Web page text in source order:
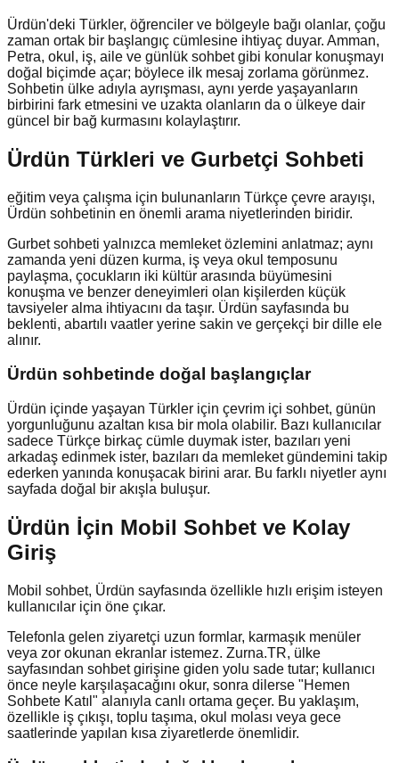
Ürdün'deki Türkler, öğrenciler ve bölgeyle bağı olanlar, çoğu
zaman ortak bir başlangıç cümlesine ihtiyaç duyar. Amman,
Petra, okul, iş, aile ve günlük sohbet gibi konular konuşmayı
doğal biçimde açar; böylece ilk mesaj zorlama görünmez.
Sohbetin ülke adıyla ayrışması, aynı yerde yaşayanların
birbirini fark etmesini ve uzakta olanların da o ülkeye dair
güncel bir bağ kurmasını kolaylaştırır.
Ürdün Türkleri ve Gurbetçi Sohbeti
eğitim veya çalışma için bulunanların Türkçe çevre arayışı,
Ürdün sohbetinin en önemli arama niyetlerinden biridir.
Gurbet sohbeti yalnızca memleket özlemini anlatmaz; aynı
zamanda yeni düzen kurma, iş veya okul temposunu
paylaşma, çocukların iki kültür arasında büyümesini
konuşma ve benzer deneyimleri olan kişilerden küçük
tavsiyeler alma ihtiyacını da taşır. Ürdün sayfasında bu
beklenti, abartılı vaatler yerine sakin ve gerçekçi bir dille ele
alınır.
Ürdün sohbetinde doğal başlangıçlar
Ürdün içinde yaşayan Türkler için çevrim içi sohbet, günün
yorgunluğunu azaltan kısa bir mola olabilir. Bazı kullanıcılar
sadece Türkçe birkaç cümle duymak ister, bazıları yeni
arkadaş edinmek ister, bazıları da memleket gündemini takip
ederken yanında konuşacak birini arar. Bu farklı niyetler aynı
sayfada doğal bir akışla buluşur.
Ürdün İçin Mobil Sohbet ve Kolay
Giriş
Mobil sohbet, Ürdün sayfasında özellikle hızlı erişim isteyen
kullanıcılar için öne çıkar.
Telefonla gelen ziyaretçi uzun formlar, karmaşık menüler
veya zor okunan ekranlar istemez. Zurna.TR, ülke
sayfasından sohbet girişine giden yolu sade tutar; kullanıcı
önce neyle karşılaşacağını okur, sonra dilerse "Hemen
Sohbete Katıl" alanıyla canlı ortama geçer. Bu yaklaşım,
özellikle iş çıkışı, toplu taşıma, okul molası veya gece
saatlerinde yapılan kısa ziyaretlerde önemlidir.